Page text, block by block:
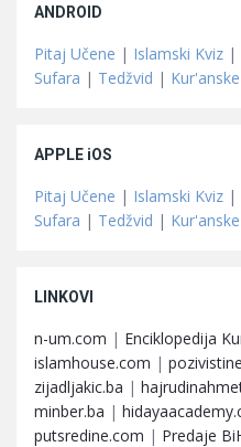
ANDROID
Pitaj Učene | Islamski Kviz |
Sufara | Tedžvid |
APPLE iOS
Pitaj Učene | Islamski Kviz |
Sufara | Tedžvid |
LINKOVI
n-um.com | Enciklopedija
islamhouse.com |
zijadljakic.ba |
minber.ba |
putsredine.com | Predaje